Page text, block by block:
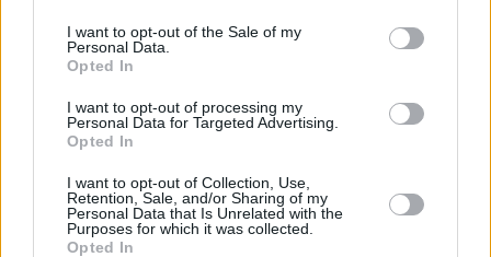
cualquier momento entrando de nuevo en este sitio web o
visitando nuestra política de privacidad.
I want to opt-out of the Sale of my
Personal Data.
Opted In
I want to opt-out of processing my
Personal Data for Targeted Advertising.
Opted In
I want to opt-out of Collection, Use,
Retention, Sale, and/or Sharing of my
Personal Data that Is Unrelated with the
Purposes for which it was collected.
Opted In